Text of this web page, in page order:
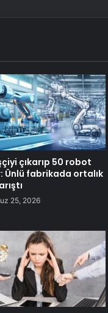
çıkarıp 50 robot
Ünlü fabrikada ortalık
25, 2026